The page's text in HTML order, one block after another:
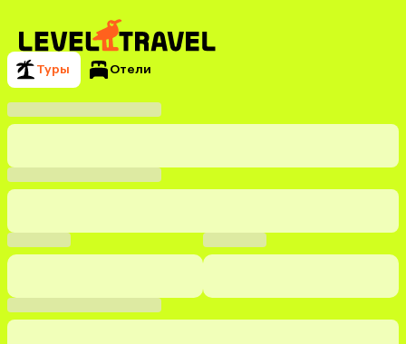
Туры Отели